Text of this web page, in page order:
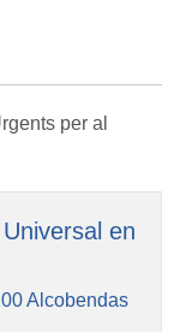
per al
en
Alcobendas